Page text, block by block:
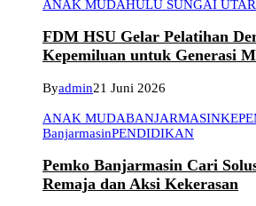
ANAK MUDAHULU SUNGAI
FDM HSU Gelar Pelatihan
Kepemiluan untuk Generasi
Byadmin21 Juni 2026
ANAK MUDABANJARMASIN
BanjarmasinPENDIDIKAN
Pemko Banjarmasin Cari
Remaja dan Aksi Kekerasan